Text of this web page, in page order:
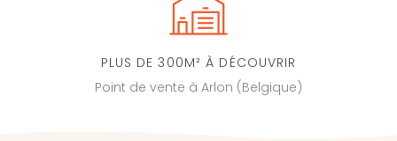
PLUS DE 300M² À DÉCOUVRIR
Point de vente à Arlon (Belgique)